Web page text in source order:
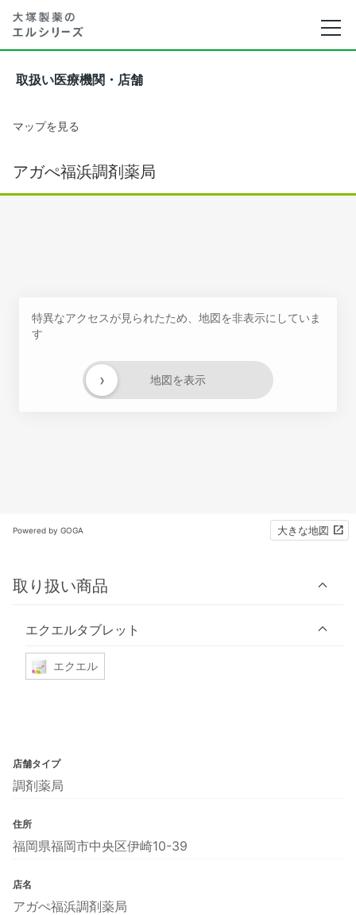
取扱い医療機関・店舗
マップを見る
アガぺ福浜調剤薬局
特異なアクセスが見られたため、地図を非表示にしていま
す
地図を表示
›
Powered by GOGA 大きな地図
取り扱い商品
エクエルタブレット
エクエル
店舗タイプ
調剤薬局
住所
福岡県福岡市中央区伊崎10-39
店名
アガぺ福浜調剤薬局